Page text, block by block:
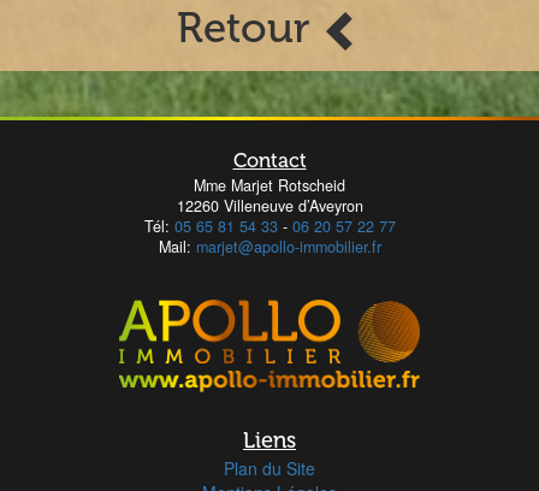
Retour
Contact
Mme Marjet Rotscheid
12260 Villeneuve d’Aveyron
Tél: 05 65 81 54 33- 06 20 57 22 77
Mail: marjet@apollo-immobilier.fr
Liens
Plan du Site